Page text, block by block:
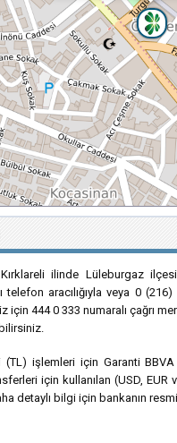
ilinde Lüleburgaz
aracılığıyla veya 0
için 444 0 333 numaralı
(TL) işlemleri için Garanti
için kullanılan (USD,
detaylı bilgi için bankanın